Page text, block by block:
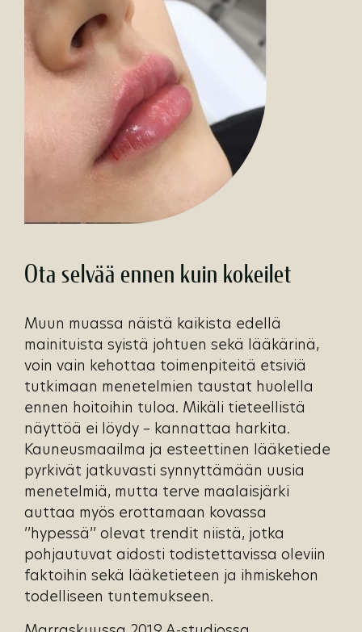
Ota selvää ennen kuin kokeilet
Muun muassa näistä kaikista edellä
mainituista syistä johtuen sekä lääkärinä,
voin vain kehottaa toimenpiteitä etsiviä
tutkimaan menetelmien taustat huolella
ennen hoitoihin tuloa. Mikäli tieteellistä
näyttöä ei löydy – kannattaa harkita.
Kauneusmaailma ja esteettinen lääketiede
pyrkivät jatkuvasti synnyttämään uusia
menetelmiä, mutta terve maalaisjärki
auttaa myös erottamaan kovassa
’’hypessä’’ olevat trendit niistä, jotka
pohjautuvat aidosti todistettavissa oleviin
faktoihin sekä lääketieteen ja ihmiskehon
todelliseen tuntemukseen.